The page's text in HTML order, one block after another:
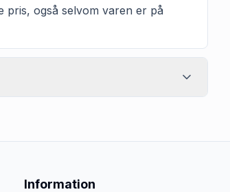
pris, også selvom varen er på
Information